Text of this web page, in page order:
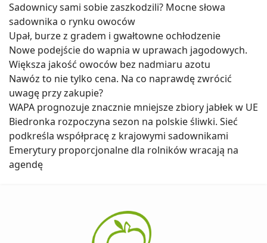
Sadownicy sami sobie zaszkodzili? Mocne słowa
sadownika o rynku owoców
Upał, burze z gradem i gwałtowne ochłodzenie
Nowe podejście do wapnia w uprawach jagodowych.
Większa jakość owoców bez nadmiaru azotu
Nawóz to nie tylko cena. Na co naprawdę zwrócić
uwagę przy zakupie?
WAPA prognozuje znacznie mniejsze zbiory jabłek w UE
Biedronka rozpoczyna sezon na polskie śliwki. Sieć
podkreśla współpracę z krajowymi sadownikami
Emerytury proporcjonalne dla rolników wracają na
agendę